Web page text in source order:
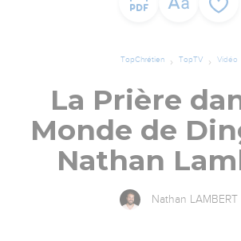
TopChrétien TopTV Vidéo
La Prière
Monde de
Nathan
Nathan LAMBERT